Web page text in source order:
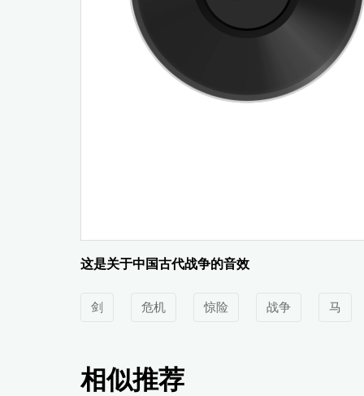
这是关于中国古代战争的音效
剑 危机 惊险 战争 马
相似推荐